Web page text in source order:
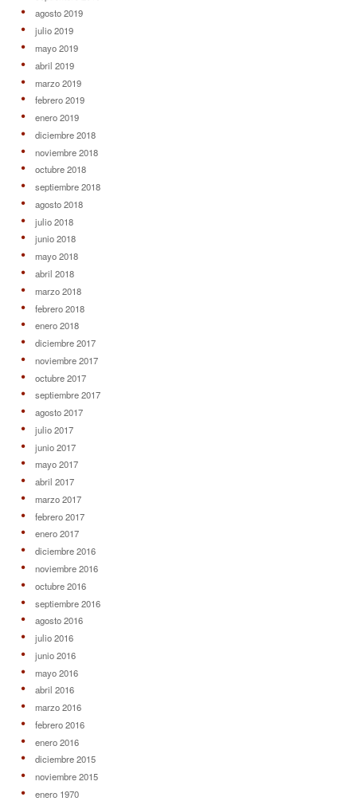
agosto 2019
julio 2019
mayo 2019
abril 2019
marzo 2019
febrero 2019
enero 2019
diciembre 2018
noviembre 2018
octubre 2018
septiembre 2018
agosto 2018
julio 2018
junio 2018
mayo 2018
abril 2018
marzo 2018
febrero 2018
enero 2018
diciembre 2017
noviembre 2017
octubre 2017
septiembre 2017
agosto 2017
julio 2017
junio 2017
mayo 2017
abril 2017
marzo 2017
febrero 2017
enero 2017
diciembre 2016
noviembre 2016
octubre 2016
septiembre 2016
agosto 2016
julio 2016
junio 2016
mayo 2016
abril 2016
marzo 2016
febrero 2016
enero 2016
diciembre 2015
noviembre 2015
enero 1970